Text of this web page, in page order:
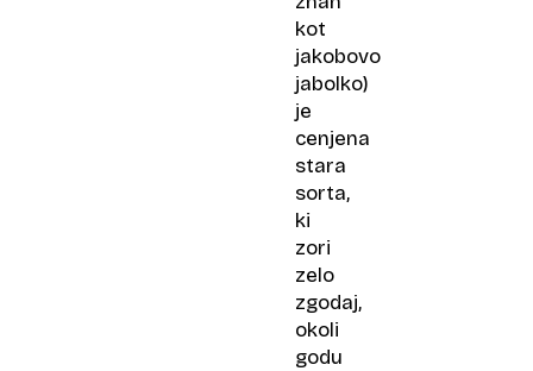
kot
jakobovo
jabolko)
je
cenjena
stara
sorta,
ki
zori
zelo
zgodaj,
okoli
godu